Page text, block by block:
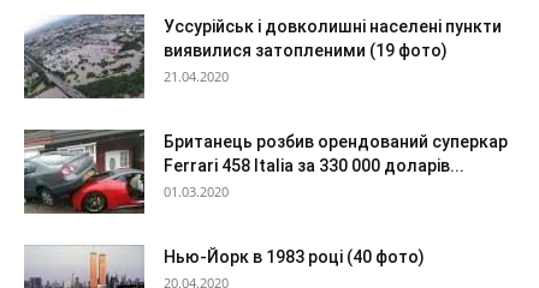
Уссурійськ і довколишні населені пункти
виявилися затопленими (19 фото)
21.04.2020
Британець розбив орендований суперкар
Ferrari 458 Italia за 330 000 доларів...
01.03.2020
Нью-Йорк в 1983 році (40 фото)
20.04.2020